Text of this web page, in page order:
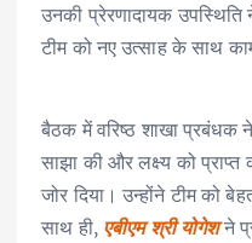
उनकी प्रेरणादायक उपस्थिति
टीम को नए उत्साह के साथ
बैठक में वरिष्ठ शाखा प्रबंधक
साझा की और लक्ष्य को प्राप्त
जोर दिया। उन्होंने टीम को
साथ ही, एबीएम श्री योगेशने